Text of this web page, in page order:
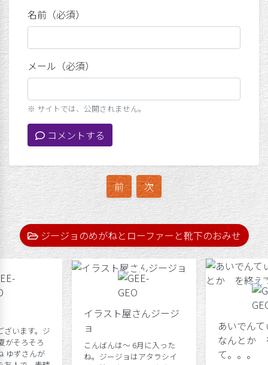
名前（必須）
メール（必須）
※ サイトでは、公開されません。
コメントする
前 次
ジージョのめがねとローファーと靴下のおみせ
ざいます。ジ
がそろそろ
ゆずさんが
イラスト屋さんジージ
ョ
こんばんは～ 6月に入った
ね。ジージョはアタラシイ
あいでん
なんとか
て。。。